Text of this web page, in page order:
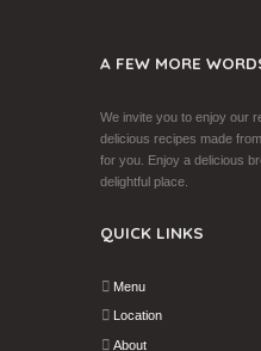
A FEW MORE
We invite you to enjoy our
delicious recipes made
for you. Enjoy a delicious
delightful place.
QUICK LINKS
Menu
Location
About